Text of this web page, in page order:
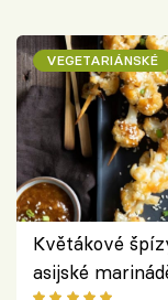
VEGETARIÁNSKÉ
Květákové
asijské